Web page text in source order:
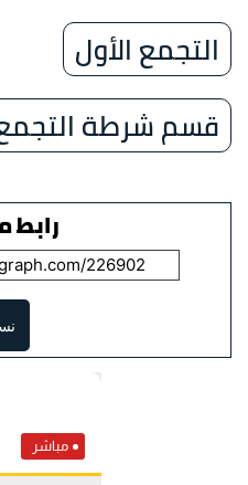
التجمع الأول
قسم شرطة التجمع
رابط